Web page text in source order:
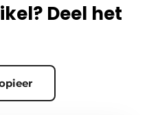
Deel het